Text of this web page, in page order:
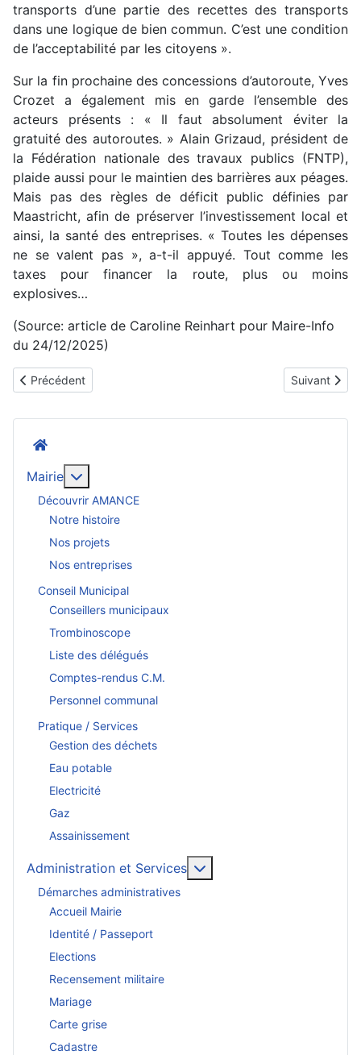
transports d’une partie des recettes des transports
dans une logique de bien commun. C’est une condition
de l’acceptabilité par les citoyens ».
Sur la fin prochaine des concessions d’autoroute, Yves
Crozet a également mis en garde l’ensemble des
acteurs présents : « Il faut absolument éviter la
gratuité des autoroutes. » Alain Grizaud, président de
la Fédération nationale des travaux publics (FNTP),
plaide aussi pour le maintien des barrières aux péages.
Mais pas des règles de déficit public définies par
Maastricht, afin de préserver l’investissement local et
ainsi, la santé des entreprises. « Toutes les dépenses
ne se valent pas », a-t-il appuyé. Tout comme les
taxes pour financer la route, plus ou moins
explosives…
(Source: article de Caroline Reinhart pour Maire-Info
du 24/12/2025)
Article précédent : Titres-restaurant : la liste des produits
Précédent Article
Suivant
Mairie
Découvrir AMANCE
Notre histoire
Nos projets
Nos entreprises
Conseil Municipal
Conseillers municipaux
Trombinoscope
Liste des délégués
Comptes-rendus C.M.
Personnel communal
Pratique / Services
Gestion des déchets
Eau potable
Electricité
Gaz
Assainissement
Administration et Services
Démarches administratives
Accueil Mairie
Identité / Passeport
Elections
Recensement militaire
Mariage
Carte grise
Cadastre